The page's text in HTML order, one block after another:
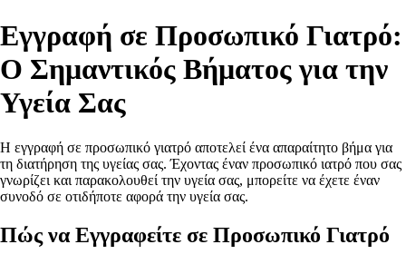
Εγγραφή σε Προσωπικό Γιατρό:
Ο Σημαντικός Βήματος για την
Υγεία Σας
Η εγγραφή σε προσωπικό γιατρό αποτελεί ένα απαραίτητο βήμα για
τη διατήρηση της υγείας σας. Έχοντας έναν προσωπικό ιατρό που σας
γνωρίζει και παρακολουθεί την υγεία σας, μπορείτε να έχετε έναν
συνοδό σε οτιδήποτε αφορά την υγεία σας.
Πώς να Εγγραφείτε σε Προσωπικό Γιατρό